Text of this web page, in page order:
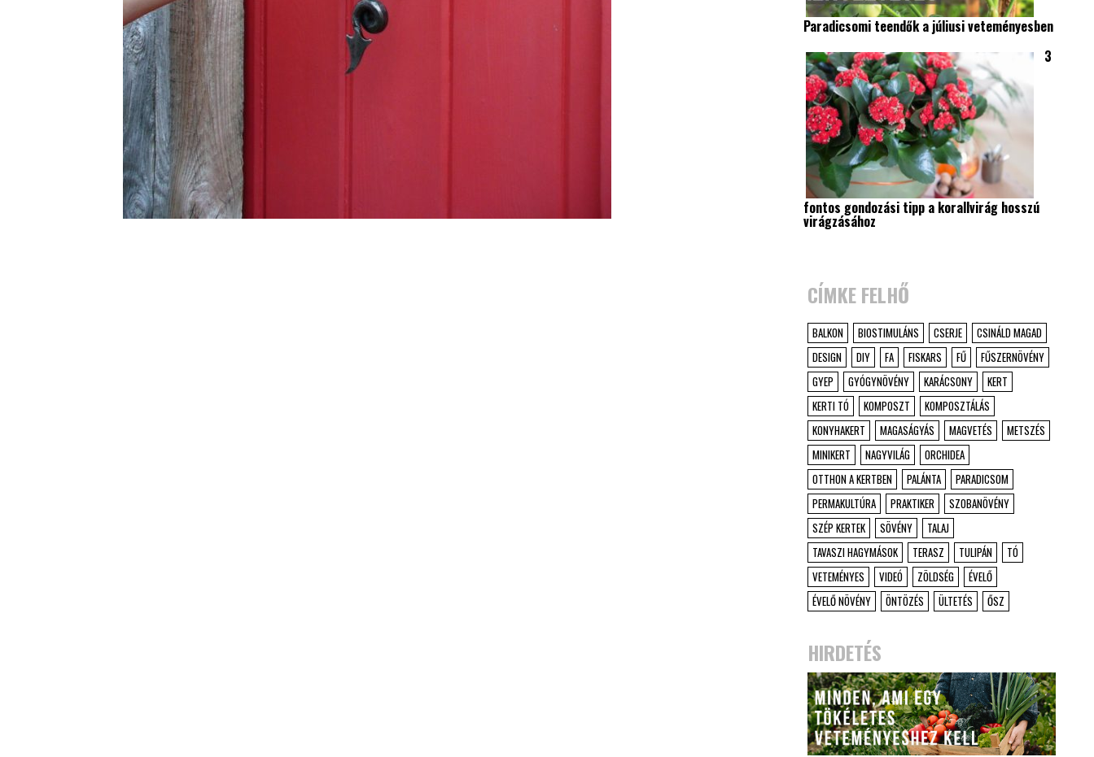
Paradicsomi teendők a júliusi veteményesben
3
fontos gondozási tipp a korallvirág hosszú
virágzásához
CÍMKE FELHŐ
BALKON BIOSTIMULÁNS CSERJE
CSINÁLD MAGAD
DESIGN
DIY FA FISKARS FŰ
FŰSZERNÖVÉNY
GYEP
GYÓGYNÖVÉNY KARÁCSONY
KERT
KERTI TÓ
KOMPOSZT
KOMPOSZTÁLÁS
KONYHAKERT
MAGASÁGYÁS MAGVETÉS
METSZÉS
MINIKERT
NAGYVILÁG
ORCHIDEA
OTTHON A KERTBEN
PALÁNTA
PARADICSOM
PERMAKULTÚRA
PRAKTIKER
SZOBANÖVÉNY
SZÉP KERTEK
SÖVÉNY
TALAJ
TAVASZI HAGYMÁSOK
TERASZ TULIPÁN
TÓ
VETEMÉNYES
VIDEÓ ZÖLDSÉG
ÉVELŐ
ÉVELŐ NÖVÉNY
ÖNTÖZÉS ÜLTETÉS ŐSZ
HIRDETÉS